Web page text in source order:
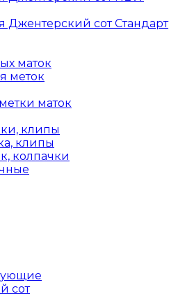
сот Стандарт
маток
меток
маток
клипы
клипы
колпачки
сот